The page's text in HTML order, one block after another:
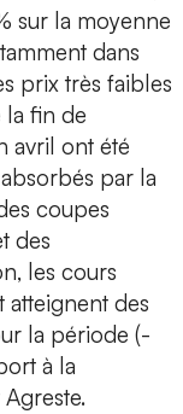
sur la moyenne
dans
prix très faibles
la fin de
avril ont été
par la
coupes
des
les cours
atteignent des
la période (-
à la